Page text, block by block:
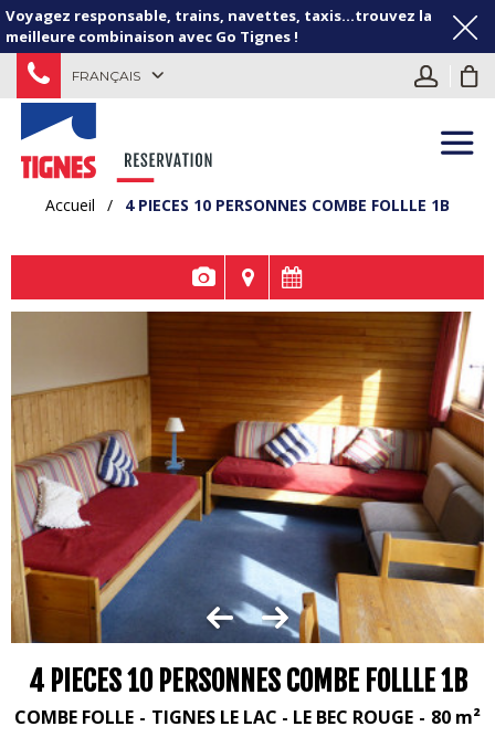
Voyagez responsable, trains, navettes, taxis...trouvez la
meilleure combinaison avec Go Tignes !
FRANÇAIS
Accueil / 4 PIECES 10 PERSONNES COMBE FOLLLE 1B
4 PIECES 10 PERSONNES COMBE FOLLLE 1B
COMBE FOLLE TIGNES LE LAC - LE BEC ROUGE 80 m²